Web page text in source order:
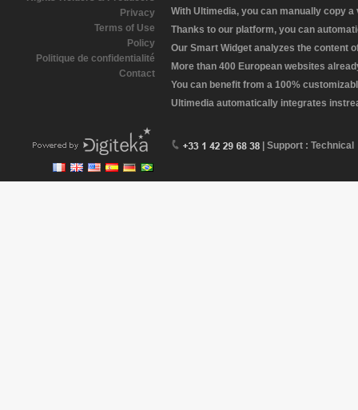
Privacy
Terms of Use
Policy
Politique de confidentialité
Contact
With Ultimedia, you can manually copy
Thanks to our platform, you can
Our Smart Widget analyzes the content
More than 400 European websites
You can benefit from a 100%
Ultimedia automatically integrates
| Support : Technical